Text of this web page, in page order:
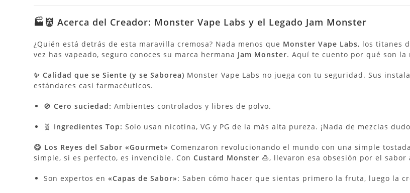
🏭👹 Acerca del Creador: Monster Vape Labs y el Legado Jam Monster
¿Quién está detrás de esta maravilla cremosa? Nada menos que Monster Vape Labs, los titanes
vez has vapeado, seguro conoces su marca hermana Jam Monster. Aquí te cuento por qué son la
✨ Calidad que se Siente (y se Saborea) Monster Vape Labs no juega con tu seguridad.Sus
estándares casi farmacéuticos.
🚫Cero suciedad: Ambientes controlados y libres de polvo.
🧬 Ingredientes Top: Solo usan nicotina, VG y PG de la más alta pureza. ¡Nada de mezclas
😋 Los Reyes del Sabor «Gourmet» Comenzaron revolucionando el mundo con una simple
simple, si es perfecto, es invencible. ConCustard Monster 🍮, llevaron esa obsesión por el
Son expertos en«Capas de Sabor»: Saben cómo hacer que sientas primero la fruta, luego la